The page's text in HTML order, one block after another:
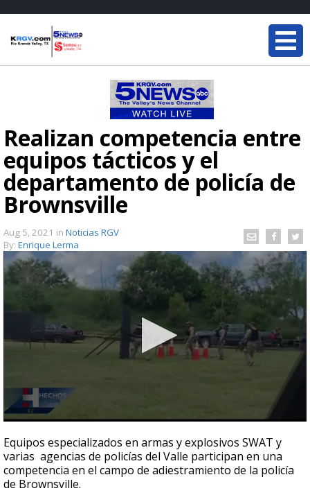
Realizan competencia entre
equipos tácticos y el
departamento de policía de
Brownsville
Aug 5, 2021 in Noticias RGV
By: Enrique Lerma
seconds
of
2
minutes,
16
Equipos especializados en armas y explosivos SWAT y
varias agencias de policías del Valle participan en una
competencia en el campo de adiestramiento de la policía
de Brownsville.